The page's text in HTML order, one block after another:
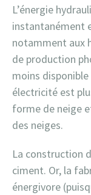
L’énergie
instantanément
notamment aux
de production
moins disponible
électricité est
forme de neige
des neiges.
La construction
ciment. Or, la
énergivore